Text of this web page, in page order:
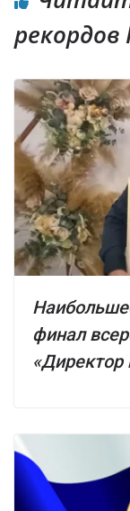
рекордов
финал
«Директор